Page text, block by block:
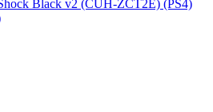
Black v2 (CUH-ZCT2E) (PS4)